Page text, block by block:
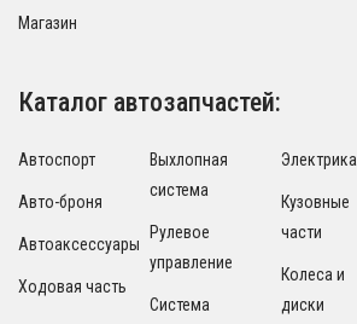
Магазин
Каталог автозапчастей:
Автоспорт
Авто-броня
Автоаксессуары
Ходовая часть
Выхлопная
система
Рулевое
управление
Система
Электрика
Кузовные
части
Колеса и
диски